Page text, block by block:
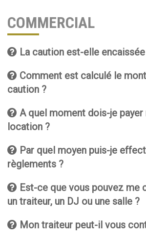
COMMERCIAL
La caution est-elle
Comment est calculé le
caution ?
A quel moment dois-je payer
location ?
Par quel moyen puis-je
règlements ?
Est-ce que vous pouvez me
un traiteur, un DJ ou une salle ?
Mon traiteur peut-il vous